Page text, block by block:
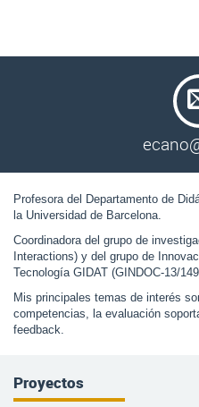
Profesora del Departamento de
Coordinadora del grupo de
Interactions) y del grupo de
Mis principales temas de interés
competencias, la evaluación
feedback.
Proyectos